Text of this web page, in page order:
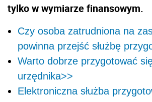
tylko w wymiarze finansowym.
Czy osoba zatrudniona na
powinna przejść służbę
Warto dobrze przygotować
urzędnika>>
Elektroniczna służba